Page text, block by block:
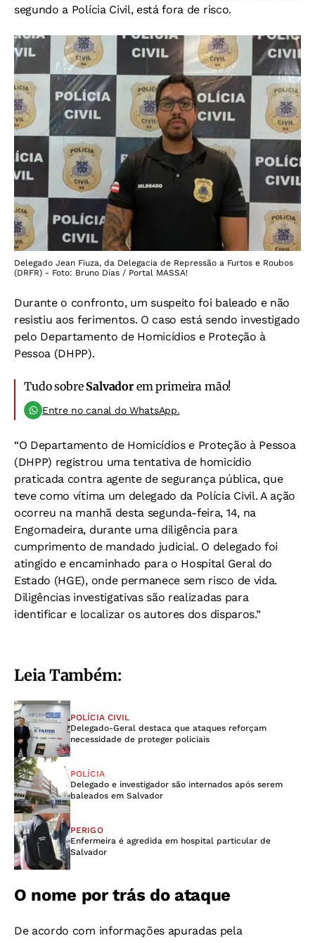
segundo a Polícia Civil, está fora de risco.
Delegado Jean Fiuza, da Delegacia de Repressão a Furtos e Roubos
(DRFR) - Foto: Bruno Dias / Portal MASSA!
Durante o confronto, um suspeito foi baleado e não
resistiu aos ferimentos. O caso está sendo investigado
pelo Departamento de Homicídios e Proteção à
Pessoa (DHPP).
Tudo sobre Salvadorem primeira mão!
Entre no canal do WhatsApp.
“O Departamento de Homicídios e Proteção à Pessoa
(DHPP) registrou uma tentativa de homicídio
praticada contra agente de segurança pública, que
teve como vítima um delegado da Polícia Civil. A ação
ocorreu na manhã desta segunda-feira, 14, na
Engomadeira, durante uma diligência para
cumprimento de mandado judicial. O delegado foi
atingido e encaminhado para o Hospital Geral do
Estado (HGE), onde permanece sem risco de vida.
Diligências investigativas são realizadas para
identificar e localizar os autores dos disparos.”
Leia Também:
POLÍCIA CIVIL
Delegado-Geral destaca que ataques reforçam
necessidade de proteger policiais
POLÍCIA
Delegado e investigador são internados após serem
baleados em Salvador
PERIGO
Enfermeira é agredida em hospital particular de
Salvador
O nome por trás do ataque
De acordo com informações apuradas pela